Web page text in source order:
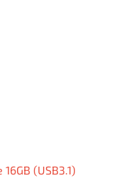
(USB3.1)